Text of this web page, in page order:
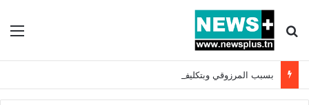
بحث عن